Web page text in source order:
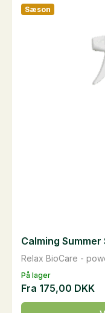
På lager
Sæson
Relax BioCare -
Calming Summer
Fra 175,00 DKK
Dette